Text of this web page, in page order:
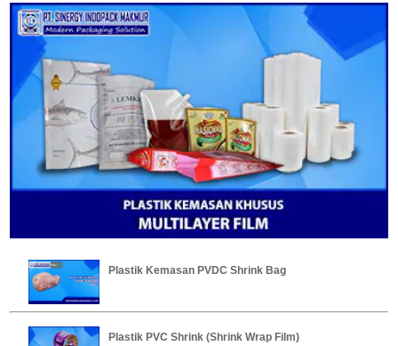
Plastik Kemasan PVDC Shrink Bag
Plastik PVC Shrink (Shrink Wrap Film)